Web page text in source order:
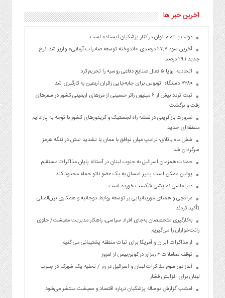
آخرین خبر ها
دولت با تمام توان در کنار پزشکیان ایستاده است
آخرین سود ۲۷.۷ درصدی «اندوخته توسعه صادرات آرمانی» واریز شد؛ نرخ
جدید ۲۹.۱ درصد
اتحادیه اروپا ۵ فعال صنایع دفاعی روسیه را تحریم کرد
۷۳۸۰ دستگاه اتوبوس برای جابه‌جایی زائران اربعین به‌ کارگیری شد
ثبت تردد بیش از ۶ میلیون زائر حسینی از مرزهای اربعینی کشور در سفرهای
رفت و برگشت
ضرورت بازآفرینی در نقشه راه لجستیک و کریدورهای کشور با توجه به پارادایم
منطقه‌ای جدید
شش ماه باتلاق؛ ترامپ میان توافق با عمان یا تشدید تنش در تنگه هرمز
سرگردان شد
حملات همزمان اسرائیل به جنوب لبنان در آستانه پایان مذاکرات مستقیم
پوتین ممکن است پاییز امسال به یک عضو ناتو حمله محدود کند
دیپلماسی نمایشی شکست خورده است
عراقچی و همتای موریتانیایی بر توسعه روابط دوجانبه و همکاری بین‌المللی
تأکید کردند
به‌کارگیری متخصصان به‌جای افراد سیاسی، راهکار مدیریت معیشت/ جلوی
رانت‌خواران را می‌گیریم
از مذاکرات ایران و آمریکا برای ثبات منطقه پشتیبانی می کنیم
توقف معاملات ۶ رمزارز در کوین‌بیس از امروز
آغاز دور سوم مذاکرات لبنان و اسرائیل در رم / تخلیه یک شهرک در جنوب
لبنان برای افزایش فشار
امشب گزارش دوساله پزشکیان درباره اقتصاد و معیشت منتشر می‌شود